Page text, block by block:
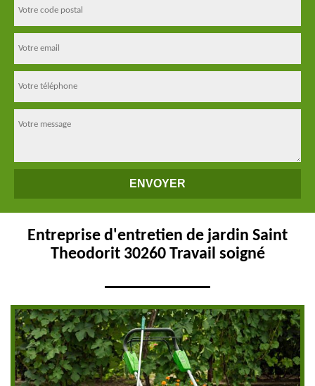
Entreprise d'entretien de jardin Saint
Theodorit 30260 Travail soigné